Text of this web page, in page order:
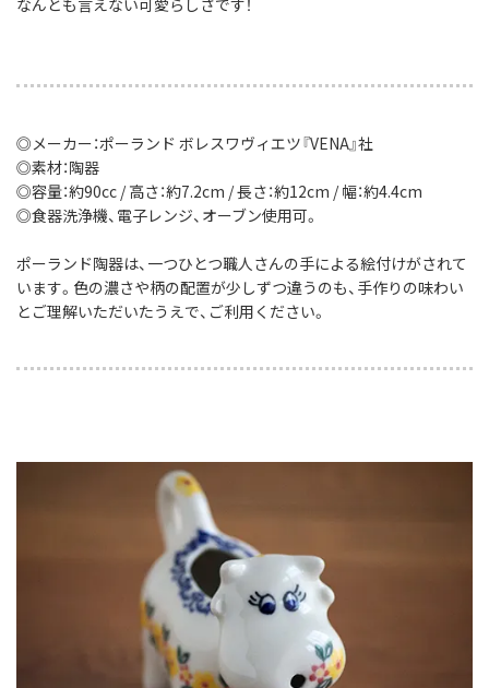
なんとも言えない可愛らしさです！
◎メーカー：ポーランド ボレスワヴィエツ『VENA』社
◎素材：陶器
◎容量：約90cc / 高さ：約7.2cm / 長さ：約12cm / 幅：約4.4cm
◎食器洗浄機、電子レンジ、オーブン使用可。
ポーランド陶器は、一つひとつ職人さんの手による絵付けがされて
います。色の濃さや柄の配置が少しずつ違うのも、手作りの味わい
とご理解いただいたうえで、ご利用ください。